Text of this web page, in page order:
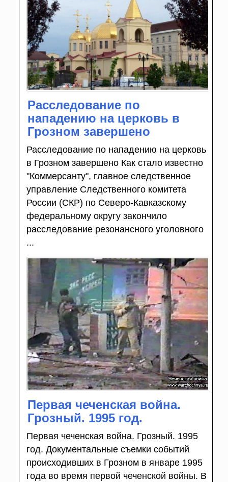
Расследование по
нападению на церковь в
Грозном завершено
Расследование по нападению на церковь
в Грозном завершено Как стало известно
"Коммерсанту", главное следственное
управление Следственного комитета
России (СКР) по Северо-Кавказскому
федеральному округу закончило
расследование резонансного уголовного
...
Первая чеченская война.
Грозный. 1995 год.
Первая чеченская война. Грозный. 1995
год. Документальные съемки событий
происходивших в Грозном в январе 1995
года во время первой чеченской войны. В